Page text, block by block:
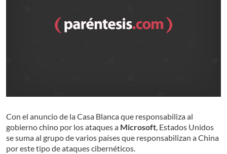
Con el anuncio de la Casa Blanca que responsabiliza al
gobierno chino por los ataques a Microsoft, Estados Unidos
se suma al grupo de varios países que responsabilizan a China
por este tipo de ataques cibernéticos.